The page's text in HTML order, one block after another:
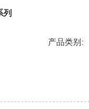
列
产品类别: